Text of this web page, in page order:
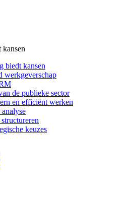
kansen
biedt kansen
werkgeverschap
de publieke sector
en efficiënt werken
keuzes